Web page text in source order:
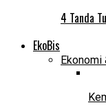
4 Tanda
EkoBis